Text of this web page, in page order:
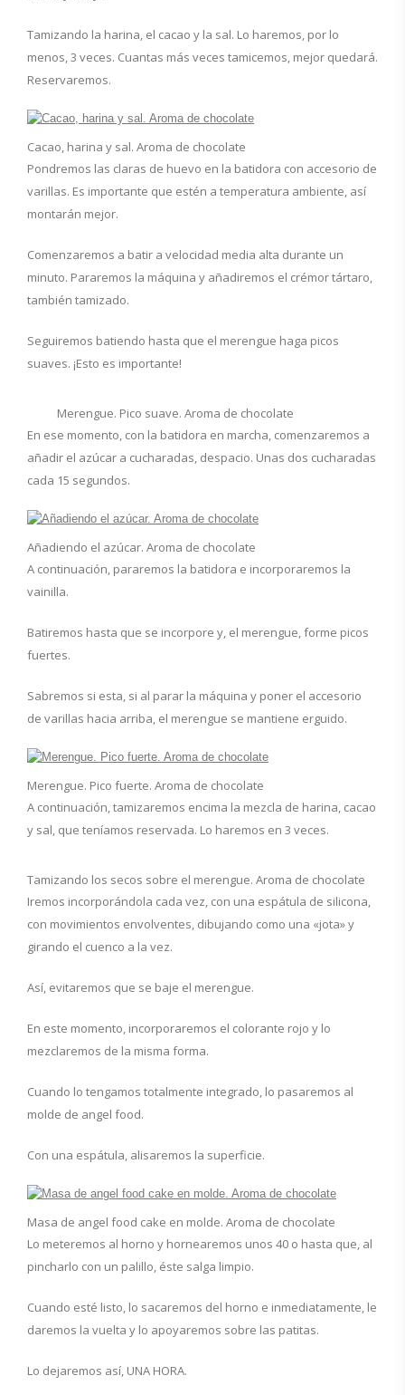
Tamizando la harina, el cacao y la sal. Lo haremos, por lo
menos, 3 veces. Cuantas más veces tamicemos, mejor quedará.
Reservaremos.
Cacao, harina y sal. Aroma de chocolate
Pondremos las claras de huevo en la batidora con accesorio de
varillas. Es importante que estén a temperatura ambiente, así
montarán mejor.
Comenzaremos a batir a velocidad media alta durante un
minuto. Pararemos la máquina y añadiremos el crémor tártaro,
también tamizado.
Seguiremos batiendo hasta que el merengue haga picos
suaves. ¡Esto es importante!
Merengue. Pico suave. Aroma de chocolate
En ese momento, con la batidora en marcha, comenzaremos a
añadir el azúcar a cucharadas, despacio. Unas dos cucharadas
cada 15 segundos.
Añadiendo el azúcar. Aroma de chocolate
A continuación, pararemos la batidora e incorporaremos la
vainilla.
Batiremos hasta que se incorpore y, el merengue, forme picos
fuertes.
Sabremos si esta, si al parar la máquina y poner el accesorio
de varillas hacia arriba, el merengue se mantiene erguido.
Merengue. Pico fuerte. Aroma de chocolate
A continuación, tamizaremos encima la mezcla de harina, cacao
y sal, que teníamos reservada. Lo haremos en 3 veces.
Tamizando los secos sobre el merengue. Aroma de chocolate
Iremos incorporándola cada vez, con una espátula de silicona,
con movimientos envolventes, dibujando como una «jota» y
girando el cuenco a la vez.
Así, evitaremos que se baje el merengue.
En este momento, incorporaremos el colorante rojo y lo
mezclaremos de la misma forma.
Cuando lo tengamos totalmente integrado, lo pasaremos al
molde de angel food.
Con una espátula, alisaremos la superficie.
Masa de angel food cake en molde. Aroma de chocolate
Lo meteremos al horno y hornearemos unos 40 o hasta que, al
pincharlo con un palillo, éste salga limpio.
Cuando esté listo, lo sacaremos del horno e inmediatamente, le
daremos la vuelta y lo apoyaremos sobre las patitas.
Lo dejaremos así, UNA HORA.